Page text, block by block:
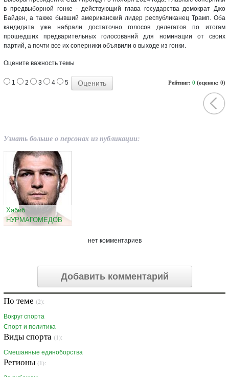
в предвыборной гонке - действующий глава государства демократ Джо
Байден, а также бывший американский лидер республиканец Трамп. Оба
кандидата уже набрали достаточно голосов делегатов по итогам
прошедших предварительных голосований для номинации от своих
партий, а почти все их соперники объявили о выходе из гонки.
Оцените важность темы
Рейтинг: 0 (оценок: 0)
1 2 3 4 5
Узнать больше о персонах из публикации:
Хабиб
НУРМАГОМЕДОВ
нет комментариев
Добавить комментарий
По теме (2):
Вокруг спорта
Спорт и политика
Виды спорта (1):
Смешанные единоборства
Регионы (1):